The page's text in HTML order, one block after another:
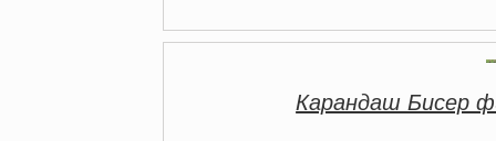
Карандаш Бисер